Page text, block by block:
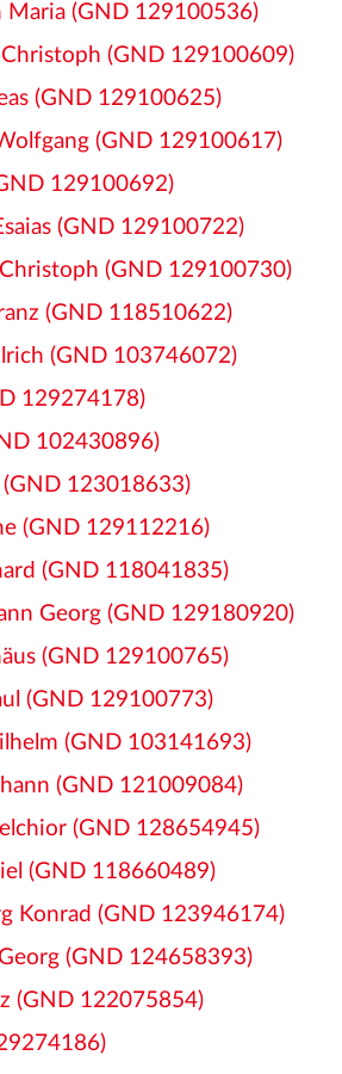
Maria (GND 129100536)
(GND 129100609)
(GND 129100625)
(GND 129100617)
129100692)
(GND 129100722)
Christoph (GND 129100730)
(GND 118510622)
(GND 103746072)
129274178)
102430896)
123018633)
(GND 129112216)
(GND 118041835)
Georg (GND 129180920)
(GND 129100765)
(GND 129100773)
(GND 103141693)
(GND 121009084)
(GND 128654945)
(GND 118660489)
Konrad (GND 123946174)
(GND 124658393)
(GND 122075854)